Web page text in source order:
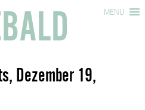
MENÜ
Dezember 19,